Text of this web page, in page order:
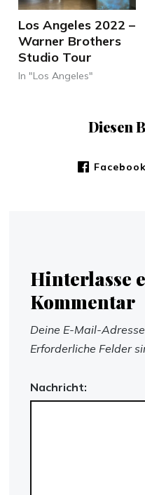
Los Angeles 2022 –
Warner Brothers
Studio Tour
In "Los Angeles"
Diesen
Facebook
Hinterlasse
Kommentar
Deine E-Mail-
Erforderliche Felder
Nachricht: